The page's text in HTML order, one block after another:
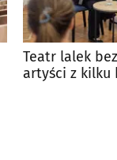
Teatr lalek
artyści z kilku